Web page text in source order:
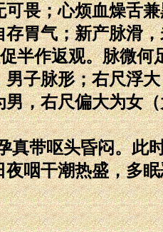
畏；心烦血燥舌
胃气；新产脉滑
半作返观。脉微何
子脉形；右尺浮
，右尺偏大为女
真带呕头昏闷。此
咽干潮热盛，多